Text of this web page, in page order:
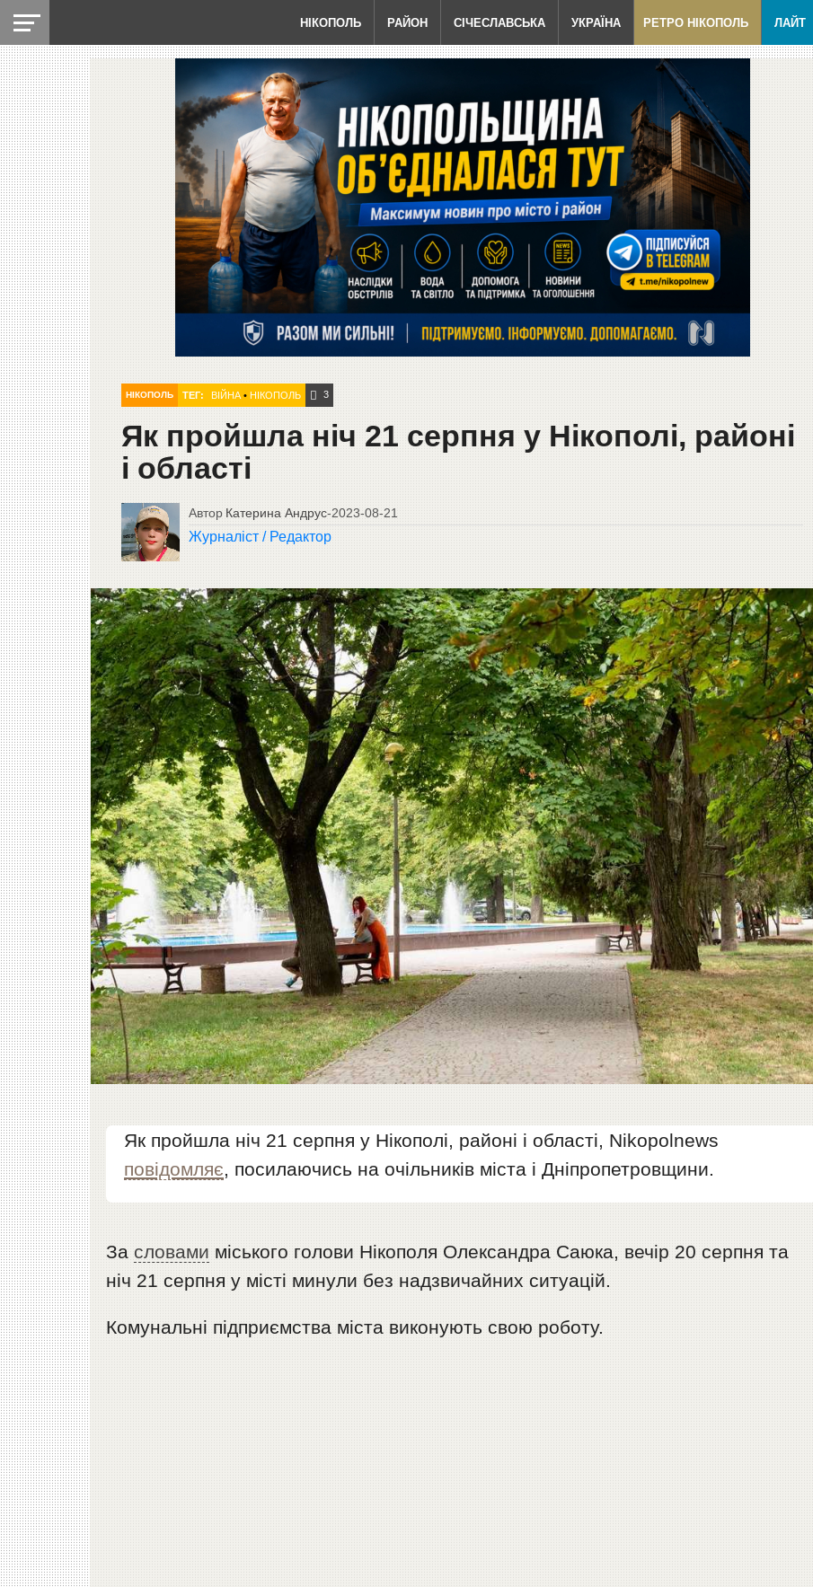
НІКОПОЛЬ РАЙОН СІЧЕСЛАВСЬКА УКРАЇНА РЕТРО НІКОПОЛЬ ЛАЙТ
НІКОПОЛЬ ТЕГ: ВІЙНА• НІКОПОЛЬ 3
Як пройшла ніч 21 серпня у Нікополі, районі
і області
Автор Катерина Андрус-2023-08-21
Журналіст / Редактор
Як пройшла ніч 21 серпня у Нікополі, районі і області, Nikopolnews
повідомляє, посилаючись на очільників міста і Дніпропетровщини.
За словами міського голови Нікополя Олександра Саюка, вечір 20 серпня та
ніч 21 серпня у місті минули без надзвичайних ситуацій.
Комунальні підприємства міста виконують свою роботу.